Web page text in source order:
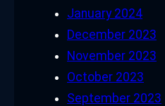
January 2024
December 2023
November 2023
October 2023
September 2023